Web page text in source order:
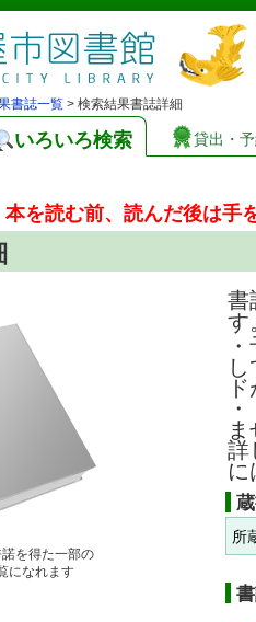
書誌一覧 > 検索結果書誌詳細
いろいろ検索 貸出・
本を読む前、読んだ後は手
を得た一部の
になれます
書
す
詳
に
所